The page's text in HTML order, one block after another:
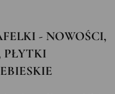
- NOWOŚCI,
PŁYTKI